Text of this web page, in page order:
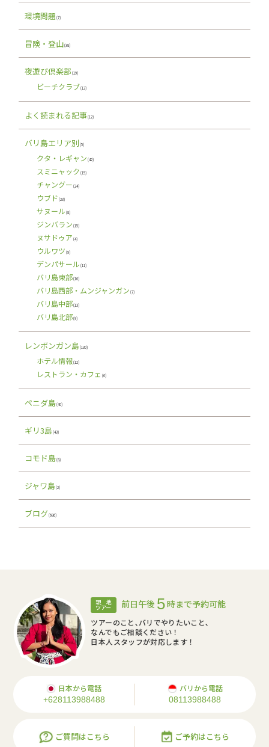
環境問題 (7)
冒険・登山(38)
夜遊び倶楽部 (19)
ビーチクラブ(13)
よく読まれる記事(12)
バリ島エリア別 (5)
クタ・レギャン (42)
スミニャック (15)
チャングー (24)
ウブド (23)
サヌール (8)
ジンバラン (15)
ヌサドゥア (4)
ウルワツ (9)
デンパサール (11)
バリ島東部(16)
バリ島西部・ムンジャンガン (7)
バリ島中部(13)
バリ島北部(9)
レンボンガン島(130)
ホテル情報(12)
レストラン・カフェ (6)
ペニダ島(40)
ギリ3島(43)
コモド島(8)
ジャワ島(2)
ブログ(686)
現 地
ツアー 前日午後 5時まで予約可能
ツアーのこと､バリでやりたいこと､
なんでもご相談ください！
日本人スタッフが対応します！
日本から電話
+628113988488
バリから電話
08113988488
ご質問はこちら ご予約はこちら